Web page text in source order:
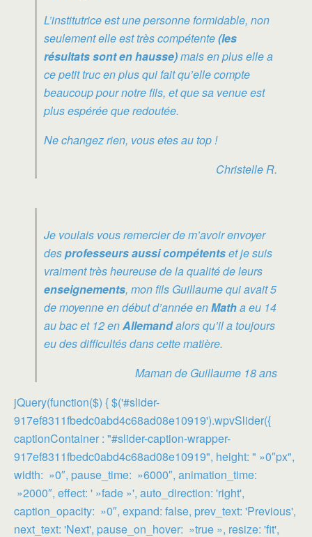
L’institutrice est une personne formidable, non
seulement elle est très compétente(les
résultats sont en hausse)mais en plus elle a
ce petit truc en plus qui fait qu’elle compte
beaucoup pour notre fils, et que sa venue est
plus espérée que redoutée.
Ne changez rien, vous etes au top !
Christelle R.
Je voulais vous remercier de m’avoir envoyer
desprofesseurs aussi compétentset je suis
vraiment très heureuse de la qualité de leurs
enseignements, mon fils Guillaume qui avait 5
de moyenne en début d’année enMatha eu 14
au bac et 12 enAllemandalors qu’il a toujours
eu des difficultés dans cette matière.
Maman de Guillaume 18 ans
jQuery(function($) { $('#slider-
917ef8311fbedc0abd4c68ad08e10919').wpvSlider({
captionContainer : "#slider-caption-wrapper-
917ef8311fbedc0abd4c68ad08e10919", height: " »0″px",
width: »0″, pause_time: »6000″, animation_time:
»2000″, effect: ' »fade »', auto_direction: 'right',
caption_opacity: »0″, expand: false, prev_text: 'Previous',
next_text: 'Next', pause_on_hover: »true », resize: 'fit',